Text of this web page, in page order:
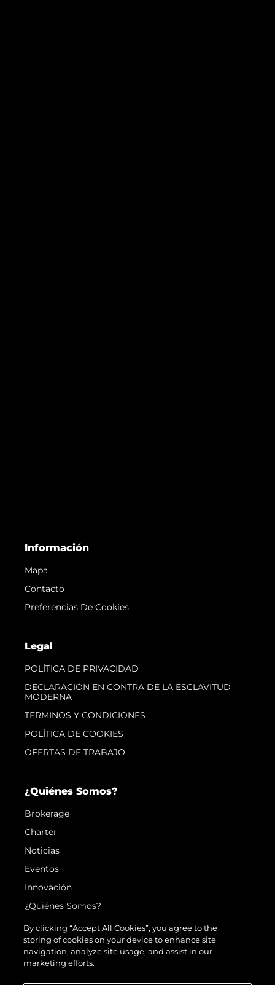
Información
Mapa
Contacto
Preferencias De Cookies
Legal
POLÍTICA DE PRIVACIDAD
DECLARACIÓN EN CONTRA DE LA ESCLAVITUD
MODERNA
TERMINOS Y CONDICIONES
POLÍTICA DE COOKIES
OFERTAS DE TRABAJO
¿Quiénes Somos?
Brokerage
Charter
Noticias
Eventos
Innovación
¿Quiénes Somos?
El Equipo
Estilo De Vida
Historia
By clicking “Accept All Cookies”, you agree to the
storing of cookies on your device to enhance site
navigation, analyze site usage, and assist in our
marketing efforts.